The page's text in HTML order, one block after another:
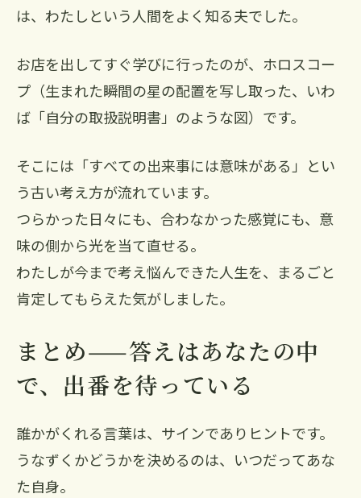
は、わたしという人間をよく知る夫でした。
お店を出してすぐ学びに行ったのが、ホロスコー
プ（生まれた瞬間の星の配置を写し取った、いわ
ば「自分の取扱説明書」のような図）です。
そこには「すべての出来事には意味がある」とい
う古い考え方が流れています。
つらかった日々にも、合わなかった感覚にも、意
味の側から光を当て直せる。
わたしが今まで考え悩んできた人生を、まるごと
肯定してもらえた気がしました。
まとめ——答えはあなたの中
で、出番を待っている
誰かがくれる言葉は、サインでありヒントです。
うなずくかどうかを決めるのは、いつだってあな
た自身。